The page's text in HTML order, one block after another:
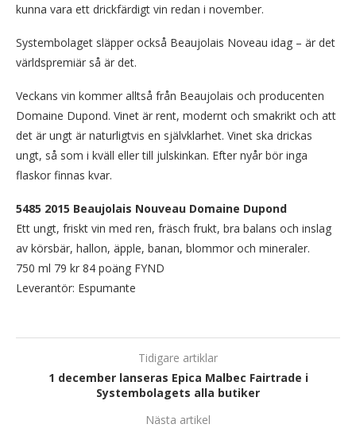
kunna vara ett drickfärdigt vin redan i november.
Systembolaget släpper också Beaujolais Noveau idag – är det
världspremiär så är det.
Veckans vin kommer alltså från Beaujolais och producenten
Domaine Dupond. Vinet är rent, modernt och smakrikt och att
det är ungt är naturligtvis en självklarhet. Vinet ska drickas
ungt, så som i kväll eller till julskinkan. Efter nyår bör inga
flaskor finnas kvar.
5485 2015 Beaujolais Nouveau Domaine Dupond
Ett ungt, friskt vin med ren, fräsch frukt, bra balans och inslag
av körsbär, hallon, äpple, banan, blommor och mineraler.
750 ml 79 kr 84 poäng FYND
Leverantör: Espumante
Tidigare artiklar
1 december lanseras Epica Malbec Fairtrade i
Systembolagets alla butiker
Nästa artikel